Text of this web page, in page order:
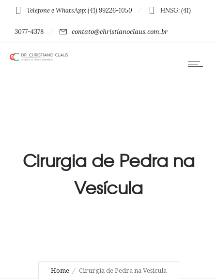
Telefone e WhatsApp: (41) 99226-1050 HNSG: (41)
3077-4378 contato@christianoclaus.com.br
Cirurgia de Pedra na
Vesícula
Home Cirurgia de Pedra na Vesícula